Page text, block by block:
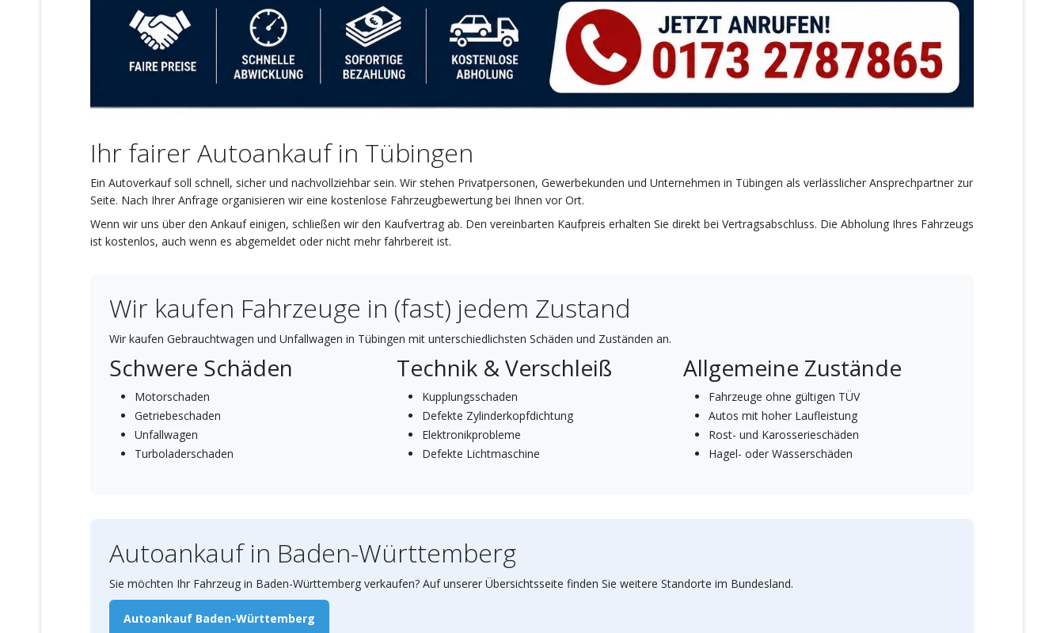
Ihr fairer Autoankauf in Tübingen
Ein Autoverkauf soll schnell, sicher und nachvollziehbar sein. Wir stehen Privatpersonen, Gewerbekunden und Unternehmen in Tübingen als verlässlicher Ansprechpartner zur
Seite. Nach Ihrer Anfrage organisieren wir eine kostenlose Fahrzeugbewertung bei Ihnen vor Ort.
Wenn wir uns über den Ankauf einigen, schließen wir den Kaufvertrag ab. Den vereinbarten Kaufpreis erhalten Sie direkt bei Vertragsabschluss. Die Abholung Ihres Fahrzeugs
ist kostenlos, auch wenn es abgemeldet oder nicht mehr fahrbereit ist.
Wir kaufen Fahrzeuge in (fast) jedem Zustand
Wir kaufen Gebrauchtwagen und Unfallwagen in Tübingen mit unterschiedlichsten Schäden und Zuständen an.
Schwere Schäden
Motorschaden
Getriebeschaden
Unfallwagen
Turboladerschaden
Technik & Verschleiß
Kupplungsschaden
Defekte Zylinderkopfdichtung
Elektronikprobleme
Defekte Lichtmaschine
Allgemeine Zustände
Fahrzeuge ohne gültigen TÜV
Autos mit hoher Laufleistung
Rost- und Karosserieschäden
Hagel- oder Wasserschäden
Autoankauf in Baden-Württemberg
Sie möchten Ihr Fahrzeug in Baden-Württemberg verkaufen? Auf unserer Übersichtsseite finden Sie weitere Standorte im Bundesland.
Autoankauf Baden-Württemberg